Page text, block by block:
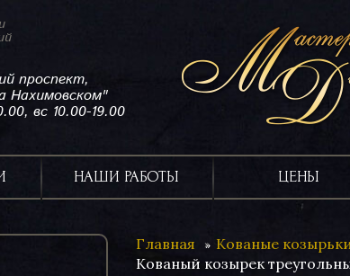
проспект,
Нахимовском"
вс 10.00-19.00
НАШИ РАБОТЫ ЦЕНЫ
Главная
Кованые
Кованый козырек